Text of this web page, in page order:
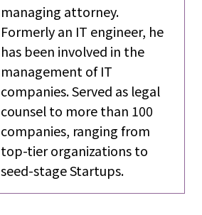
managing attorney.
Formerly an IT engineer, he
has been involved in the
management of IT
companies. Served as legal
counsel to more than 100
companies, ranging from
top-tier organizations to
seed-stage Startups.